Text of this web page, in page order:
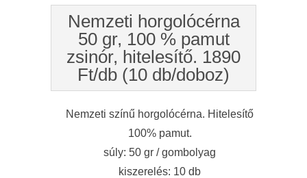
Nemzeti horgolócérna
50 gr, 100 % pamut
zsinór, hitelesítő. 1890
Ft/db (10 db/doboz)
Nemzeti színű horgolócérna. Hitelesítő
100% pamut.
súly: 50 gr / gombolyag
kiszerelés: 10 db